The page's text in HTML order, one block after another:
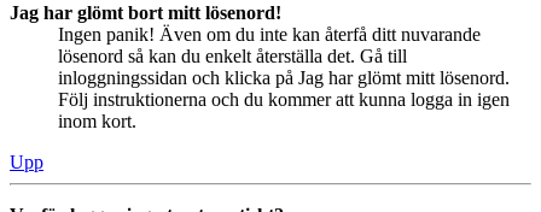
Jag har glömt bort mitt lösenord!
Ingen panik! Även om du inte kan återfå ditt nuvarande
lösenord så kan du enkelt återställa det. Gå till
inloggningssidan och klicka på Jag har glömt mitt lösenord.
Följ instruktionerna och du kommer att kunna logga in igen
inom kort.
Upp